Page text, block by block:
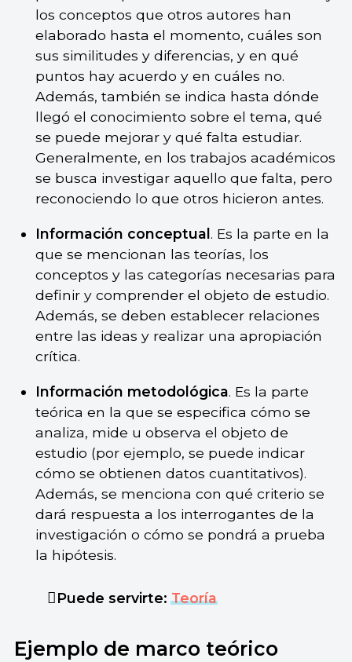
los conceptos que otros autores han
elaborado hasta el momento, cuáles son
sus similitudes y diferencias, y en qué
puntos hay acuerdo y en cuáles no.
Además, también se indica hasta dónde
llegó el conocimiento sobre el tema, qué
se puede mejorar y qué falta estudiar.
Generalmente, en los trabajos académicos
se busca investigar aquello que falta, pero
reconociendo lo que otros hicieron antes.
Información conceptual . Es la parte en la
que se mencionan las teorías, los
conceptos y las categorías necesarias para
definir y comprender el objeto de estudio.
Además, se deben establecer relaciones
entre las ideas y realizar una apropiación
crítica.
Información metodológica. Es la parte
teórica en la que se especifica cómo se
analiza, mide u observa el objeto de
estudio (por ejemplo, se puede indicar
cómo se obtienen datos cuantitativos).
Además, se menciona con qué criterio se
dará respuesta a los interrogantes de la
investigación o cómo se pondrá a prueba
la hipótesis.
Puede servirte:Teoría
Ejemplo de marco teórico